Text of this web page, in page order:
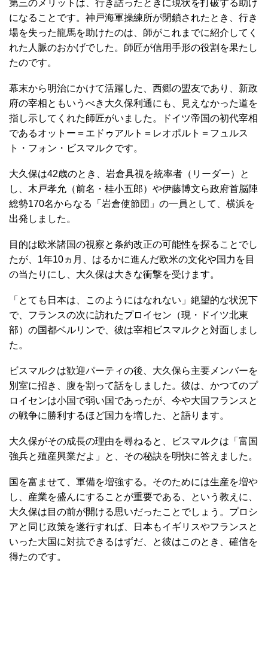
第三のメリットは、行き詰ったときに現状を打破する助け
になることです。神戸海軍操練所が閉鎖されたとき、行き
場を失った龍馬を助けたのは、師がこれまでに紹介してく
れた人脈のおかげでした。師匠が信用手形の役割を果たし
たのです。
幕末から明治にかけて活躍した、西郷の盟友であり、新政
府の宰相ともいうべき大久保利通にも、見えなかった道を
指し示してくれた師匠がいました。ドイツ帝国の初代宰相
であるオットー＝エドゥアルト＝レオポルト＝フュルス
ト・フォン・ビスマルクです。
大久保は42歳のとき、岩倉具視を統率者（リーダー）と
し、木戸孝允（前名・桂小五郎）や伊藤博文ら政府首脳陣
総勢170名からなる「岩倉使節団」の一員として、横浜を
出発しました。
目的は欧米諸国の視察と条約改正の可能性を探ることでし
たが、1年10ヵ月、はるかに進んだ欧米の文化や国力を目
の当たりにし、大久保は大きな衝撃を受けます。
「とても日本は、このようにはなれない」絶望的な状況下
で、フランスの次に訪れたプロイセン（現・ドイツ北東
部）の国都ベルリンで、彼は宰相ビスマルクと対面しまし
た。
ビスマルクは歓迎パーティの後、大久保ら主要メンバーを
別室に招き、腹を割って話をしました。彼は、かつてのプ
ロイセンは小国で弱い国であったが、今や大国フランスと
の戦争に勝利するほど国力を増した、と語ります。
大久保がその成長の理由を尋ねると、ビスマルクは「富国
強兵と殖産興業だよ」と、その秘訣を明快に答えました。
国を富ませて、軍備を増強する。そのためには生産を増や
し、産業を盛んにすることが重要である、という教えに、
大久保は目の前が開ける思いだったことでしょう。プロシ
アと同じ政策を遂行すれば、日本もイギリスやフランスと
いった大国に対抗できるはずだ、と彼はこのとき、確信を
得たのです。